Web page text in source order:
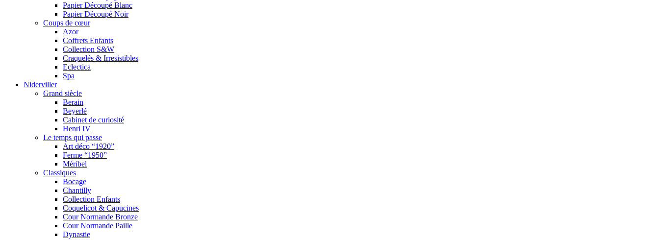
Papier Découpé Blanc
Papier Découpé Noir
Coups de cœur
Azor
Coffrets Enfants
Collection S&W
Craquelés & Irresistibles
Eclectica
Spa
Niderviller
Grand siècle
Berain
Beyerlé
Cabinet de curiosité
Henri IV
Le temps qui passe
Art déco “1920”
Ferme “1950”
Méribel
Classiques
Bocage
Chantilly
Collection Enfants
Coquelicot & Capucines
Cour Normande Bronze
Cour Normande Paille
Dynastie